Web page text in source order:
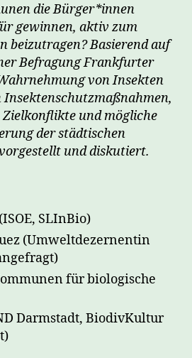
die Bürger*innen
gewinnen, aktiv zum
beizutragen? Basierend auf
Befragung Frankfurter
von Insekten
Insektenschutzmaßnahmen,
und mögliche
der städtischen
und diskutiert.
SLInBio)
(Umweltdezernentin
für biologische
Darmstadt, BiodivKultur